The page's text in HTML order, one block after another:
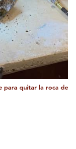
para quitar la roca de